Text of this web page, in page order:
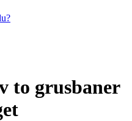
to grusbaner